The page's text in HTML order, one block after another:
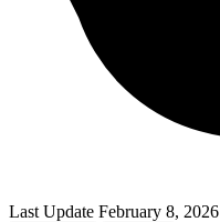
Last Update February 8, 2026